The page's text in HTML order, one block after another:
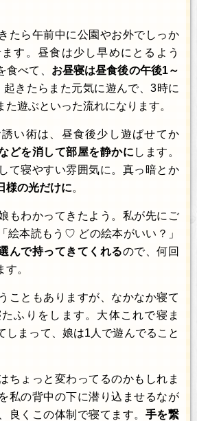
たら午前中に公園やお外でしっか
す。昼食は少し早めにとるよう
食べて、 お昼寝は昼食後の午後1～
起きたらまた元気に遊んで、3時に
た遊ぶといった流れになります。
い術は、昼食後少し遊ばせてか
どを消して部屋を静かに します。
て寝やすい雰囲気に。真っ暗とか
様の光だけに。
もわかってきたよう。私が先にご
絵本読もう♡ どの絵本がいい？」
んで持ってきてくれるので、何回
。
こともありますが、なかなか寝て
ふりをします。大体これで寝ま
しまって、娘は1人で遊んでること
ちょっと変わってるのかもしれま
私の背中の下に潜り込ませるなが
良くこの体制で寝てます。 手を繋